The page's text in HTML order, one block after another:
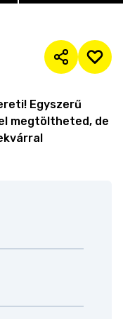
Egyszerű
megtöltheted, de